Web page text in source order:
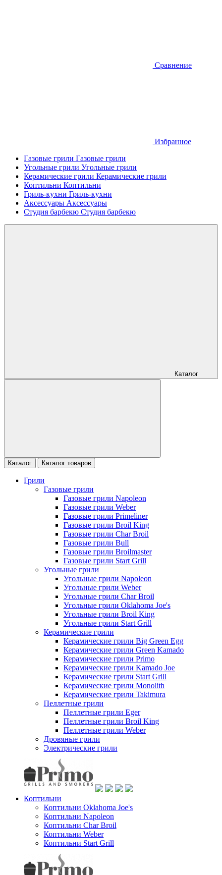
Сравнение
Избранное
Газовые грили Газовые грили
Угольные грили Угольные грили
Керамические грили Керамические грили
Коптильни Коптильни
Гриль-кухни Гриль-кухни
Аксессуары Аксессуары
Студия барбекю Студия барбекю
Каталог
Каталог Каталог товаров
Грили
Газовые грили
Газовые грили Napoleon
Газовые грили Weber
Газовые грили Primeliner
Газовые грили Broil King
Газовые грили Char Broil
Газовые грили Bull
Газовые грили Broilmaster
Газовые грили Start Grill
Угольные грили
Угольные грили Napoleon
Угольные грили Weber
Угольные грили Char Broil
Угольные грили Oklahoma Joe's
Угольные грили Broil King
Угольные грили Start Grill
Керамические грили
Керамические грили Big Green Egg
Керамические грили Green Kamado
Керамические грили Primo
Керамические грили Kamado Joe
Керамические грили Start Grill
Керамические грили Monolith
Керамические грили Takimura
Пеллетные грили
Пеллетные грили Eger
Пеллетные грили Broil King
Пеллетные грили Weber
Дровяные грили
Электрические грили
Коптильни
Коптильни Oklahoma Joe's
Коптильни Napoleon
Коптильни Char Broil
Коптильни Weber
Коптильни Start Grill